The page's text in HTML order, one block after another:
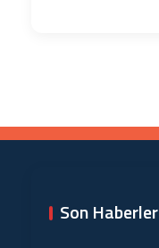
Son Haberler